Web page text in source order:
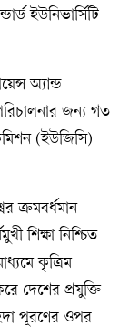
ইউনিভার্সিটি
অ্যান্ড
জন্য গত
(ইউজিসি)
ক্রমবর্ধমান
শিক্ষা নিশ্চিত
কৃত্রিম
দেশের প্রযুক্তি
পূরণের ওপর